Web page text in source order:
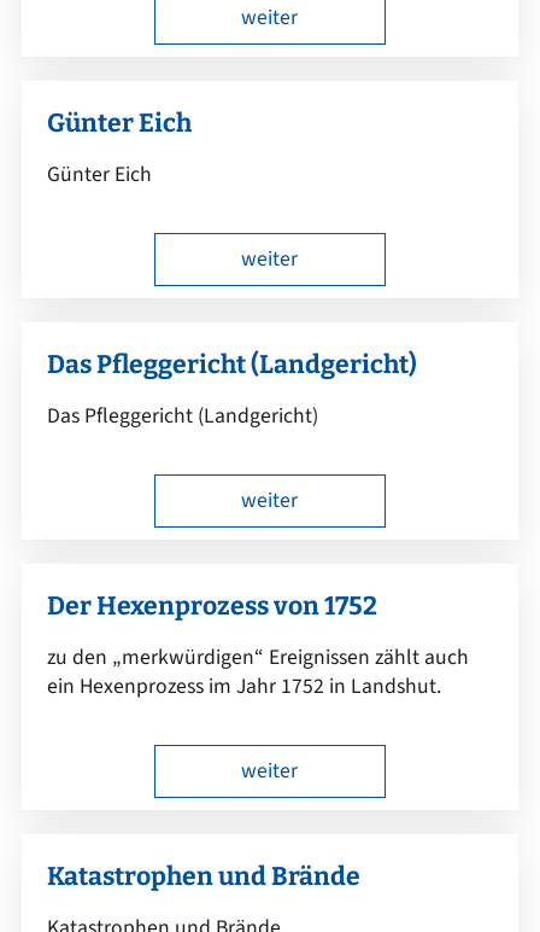
weiter
Günter Eich
Günter Eich
weiter
Das Pfleggericht (Landgericht)
Das Pfleggericht (Landgericht)
weiter
Der Hexenprozess von 1752
zu den „merkwürdigen“ Ereignissen zählt auch
ein Hexenprozess im Jahr 1752 in Landshut.
weiter
Katastrophen und Brände